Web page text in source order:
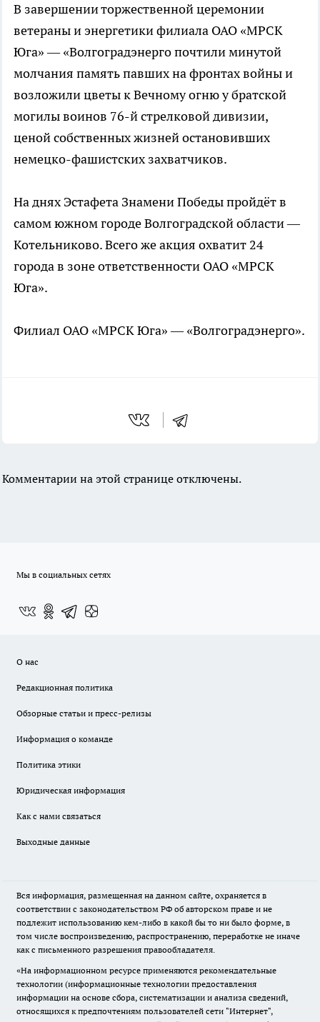
В завершении торжественной церемонии
ветераны и энергетики филиала ОАО «МРСК
Юга» — «Волгоградэнерго почтили минутой
молчания память павших на фронтах войны и
возложили цветы к Вечному огню у братской
могилы воинов 76-й стрелковой дивизии,
ценой собственных жизней остановивших
немецко-фашистских захватчиков.
На днях Эстафета Знамени Победы пройдёт в
самом южном городе Волгоградской области —
Котельниково. Всего же акция охватит 24
города в зоне ответственности ОАО «МРСК
Юга».
Филиал ОАО «МРСК Юга» — «Волгоградэнерго».
Комментарии на этой странице отключены.
Мы в социальных сетях
О нас
Редакционная политика
Обзорные статьи и пресс-релизы
Информация о команде
Политика этики
Юридическая информация
Как с нами связаться
Выходные данные
Вся информация, размещенная на данном сайте, охраняется в
соответствии с законодательством РФ об авторском праве и не
подлежит использованию кем-либо в какой бы то ни было форме, в
том числе воспроизведению, распространению, переработке не иначе
как с письменного разрешения правообладателя.
«На информационном ресурсе применяются рекомендательные
технологии (информационные технологии предоставления
информации на основе сбора, систематизации и анализа сведений,
относящихся к предпочтениям пользователей сети "Интернет",